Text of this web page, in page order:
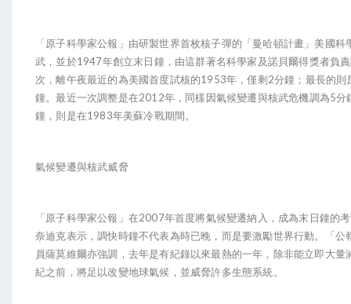
「原子科學家公報」由研製世界首枚核子彈的「曼哈頓計畫」美國
武，並於1947年創立末日鐘，由這群著名科學家及諾貝爾得獎者負
次，離午夜最近的為美國首度試核的1953年，僅剩 2分鐘；最長的則
鐘。最近一次調整是在2012年，同樣因氣候變遷與核武危機調為5分
鐘，則是在1983年美蘇冷戰期間。
氣候變遷與核武威脅
「原子科學家公報」在2007年首度將氣候變遷納入，成為末日鐘的
奈迪克表示，調快時鐘不代表為時已晚，而是要激勵世界行動。「公
員薩莫維爾亦強調，去年是有紀錄以來最熱的一年，除非能立即大量
紀之前，將足以改變地球氣候，並威脅許多生態系統。